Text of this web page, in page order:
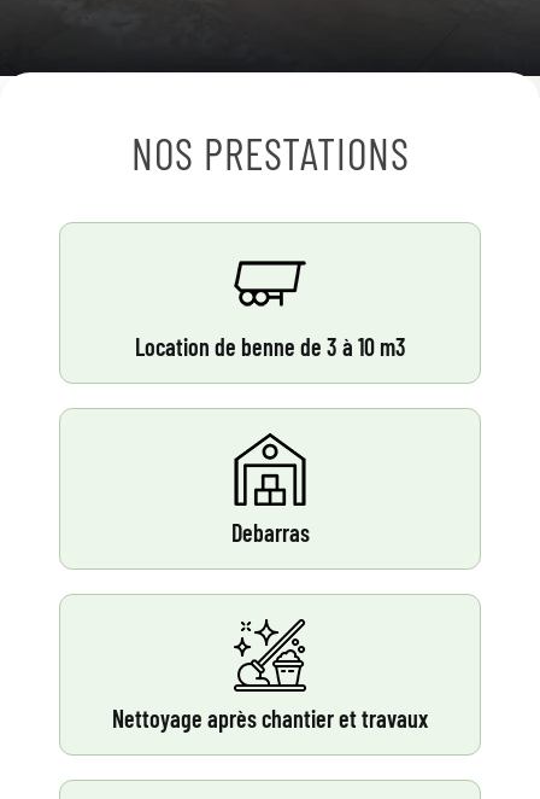
NOS PRESTATIONS
Location de benne de 3 à 10 m3
Debarras
Nettoyage après chantier et travaux